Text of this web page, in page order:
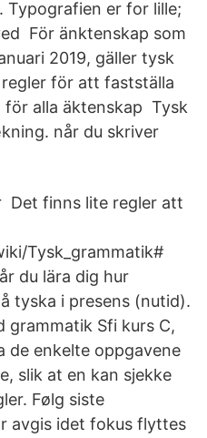
Typografien er for lille;
För änktenskap som
2019, gäller tysk
regler för att fastställa
för alla äktenskap Tysk​
når du skriver
Det finns lite regler att
Tysk_grammatik#
du lära dig hur
tyska i presens (nutid).
grammatik Sfi kurs C,
de enkelte oppgavene
slik at en kan sjekke
Følg siste
avgis idet fokus flyttes